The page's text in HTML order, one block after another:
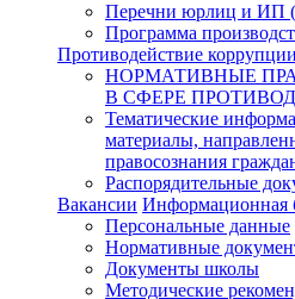
Перечни юрлиц и ИП
Программа
Противодействие коррупции
НОРМАТИВНЫЕ
В СФЕРЕ
Тематические
материалы,
правосознания
Распорядительные
Вакансии Информационная
Персональные данные
Нормативные
Документы школы
Методические